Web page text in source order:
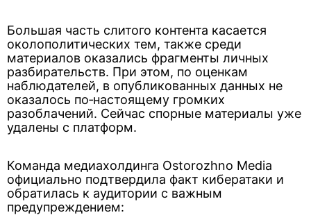
Большая часть слитого контента касается
околополитических тем, также среди
материалов оказались фрагменты личных
разбирательств. При этом, по оценкам
наблюдателей, в опубликованных данных не
оказалось по‑настоящему громких
разоблачений. Сейчас спорные материалы уже
удалены с платформ.
Команда медиахолдинга Ostorozhno Media
официально подтвердила факт кибератаки и
обратилась к аудитории с важным
предупреждением: